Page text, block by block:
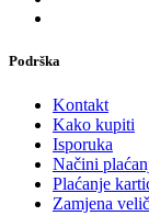
Podrška
Kontakt
Kako kupiti
Isporuka
Načini
Plaćanje
Zamjena